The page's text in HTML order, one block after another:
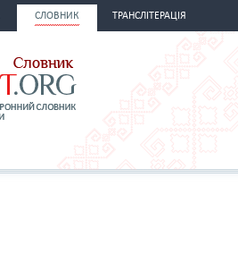
СЛОВНИК ТРАНСЛІТЕРАЦІЯ